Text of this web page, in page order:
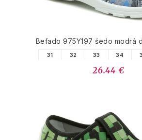
Befado 975Y197 šedo modrá
31 32 33 34
26.44 €